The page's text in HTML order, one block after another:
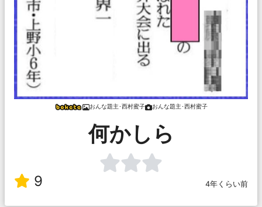
おんな題主･西村蜜子 おんな題主･西村蜜子
何かしら
9 4年くらい前